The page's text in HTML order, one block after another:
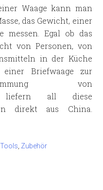
Waage kann man
das Gewicht, einer
messen. Egal ob das
von Personen, von
in der Küche
einer Briefwaage zur
von
all diese
direkt aus China.
Zubehör